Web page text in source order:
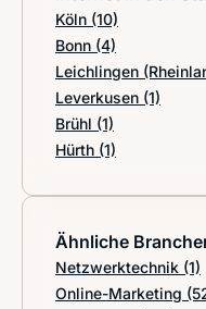
Köln (10)
Bonn (4)
Leichlingen
Leverkusen (1)
Brühl (1)
Hürth (1)
Ähnliche
Netzwerktechnik (1)
Online-Marketing